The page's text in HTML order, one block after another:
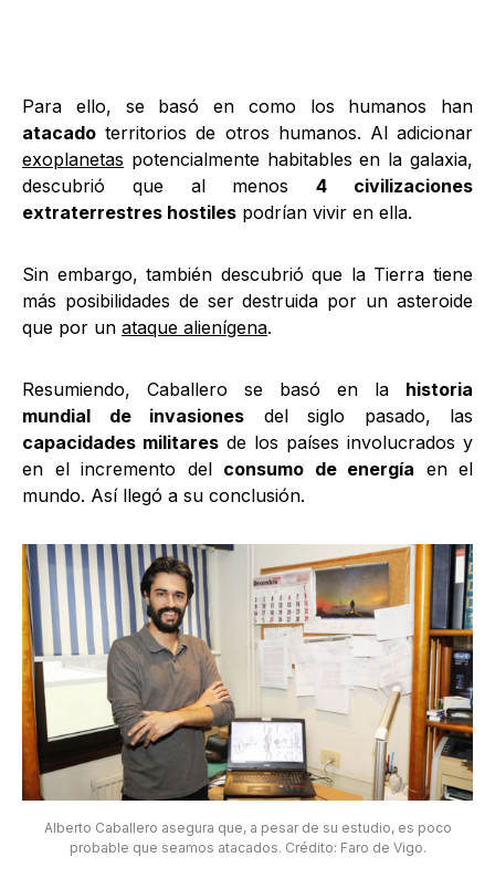
Para ello, se basó en como los humanos han
atacado territorios de otros humanos. Al adicionar
exoplanetas potencialmente habitables en la galaxia,
descubrió que al menos4 civilizaciones
extraterrestres hostiles podrían vivir en ella.
Sin embargo, también descubrió que la Tierra tiene
más posibilidades de ser destruida por un asteroide
que por un ataque alienígena.
Resumiendo, Caballero se basó en la historia
mundial de invasiones del siglo pasado, las
capacidades militares de los países involucrados y
en el incremento del consumo de energía en el
mundo. Así llegó a su conclusión.
Alberto Caballero asegura que, a pesar de su estudio, es poco
probable que seamos atacados. Crédito: Faro de Vigo.